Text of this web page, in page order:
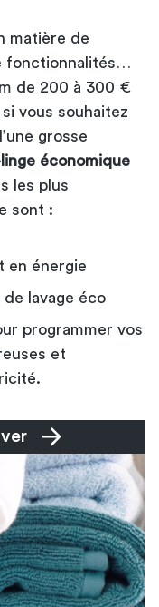
matière de
fonctionnalités…
de 200 à 300 €
vous souhaitez
grosse
linge économique
les plus
sont :
en énergie
de lavage éco
programmer vos
et